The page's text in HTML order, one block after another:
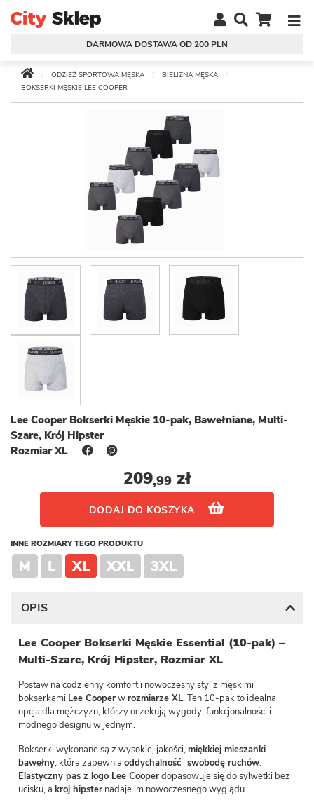
DARMOWA DOSTAWA OD 200 PLN
ODZIEŻ SPORTOWA MĘSKA
BIELIZNA MĘSKA
BOKSERKI MĘSKIE LEE COOPER
Lee Cooper Bokserki Męskie 10-pak, Bawełniane, Multi-
Szare, Krój Hipster
Rozmiar XL
209,99zł
DODAJ DO KOSZYKA
INNE ROZMIARY TEGO PRODUKTU
M L XL XXL 3XL
OPIS
Lee Cooper Bokserki Męskie Essential (10-pak) –
Multi-Szare, Krój Hipster, Rozmiar XL
Postaw na codzienny komfort i nowoczesny styl z męskimi
bokserkami Lee Cooperwrozmiarze XL. Ten 10-pak to idealna
opcja dla mężczyzn, którzy oczekują wygody, funkcjonalności i
modnego designu w jednym.
Bokserki wykonane są z wysokiej jakości,miękkiej mieszanki
bawełny, która zapewnia oddychalnośćiswobodę ruchów.
Elastyczny pas z logo Lee Cooperdopasowuje się do sylwetki bez
ucisku, a kroj hipster nadaje im nowoczesnego wyglądu.